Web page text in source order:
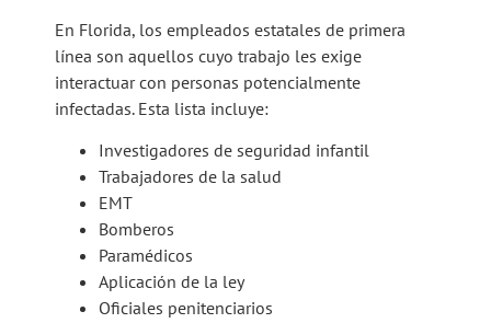
En Florida, los empleados estatales de primera
línea son aquellos cuyo trabajo les exige
interactuar con personas potencialmente
infectadas. Esta lista incluye:
Investigadores de seguridad infantil
Trabajadores de la salud
EMT
Bomberos
Paramédicos
Aplicación de la ley
Oficiales penitenciarios